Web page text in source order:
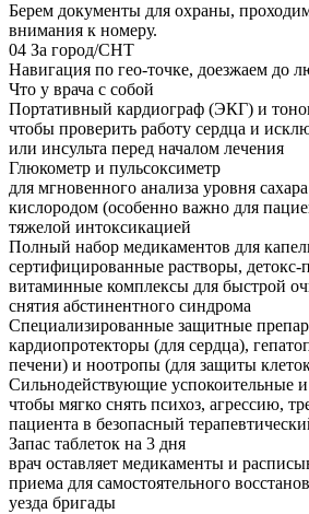
Берем документы для охраны,
внимания к номеру.
04 За город/СНТ
Навигация по гео-точке, доезжаем до
Что у врача с собой
Портативный кардиограф (ЭКГ) и
чтобы проверить работу сердца и
или инсульта перед началом лечения
Глюкометр и пульсоксиметр
для мгновенного анализа уровня
кислородом (особенно важно для
тяжелой интоксикацией
Полный набор медикаментов для
сертифицированные растворы, детокс-
витаминные комплексы для быстрой
снятия абстинентного синдрома
Специализированные защитные
кардиопротекторы (для сердца),
печени) и ноотропы (для защиты
Сильнодействующие успокоительные и
чтобы мягко снять психоз, агрессию,
пациента в безопасный
Запас таблеток на 3 дня
врач оставляет медикаменты и
приема для самостоятельного
уезда бригады